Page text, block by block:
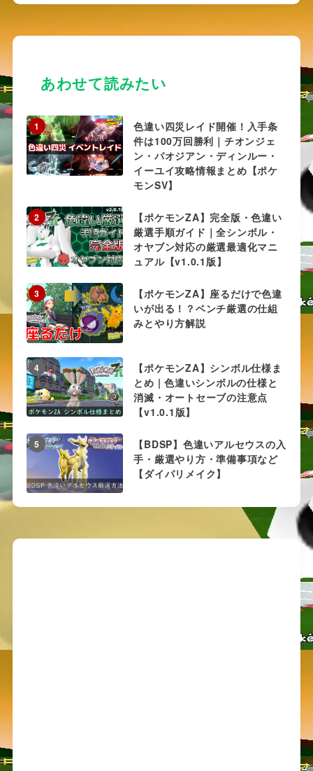
あわせて読みたい
1
色違い四災レイド開催！入手条
件は100万回勝利｜チオンジェ
ン・パオジアン・ディンルー・
イーユイ攻略情報まとめ【ポケ
モンSV】
2
【ポケモンZA】完全版・色違い
厳選手順ガイド｜全シンボル・
オヤブン対応の厳選最適化マニ
ュアル【v1.0.1版】
3
【ポケモンZA】座るだけで色違
いが出る！？ベンチ厳選の仕組
みとやり方解説
4
【ポケモンZA】シンボル仕様ま
とめ | 色違いシンボルの仕様と
消滅・オートセーブの注意点
【v1.0.1版】
5
【BDSP】色違いアルセウスの入
手・厳選やり方・準備事項など
【ダイパリメイク】